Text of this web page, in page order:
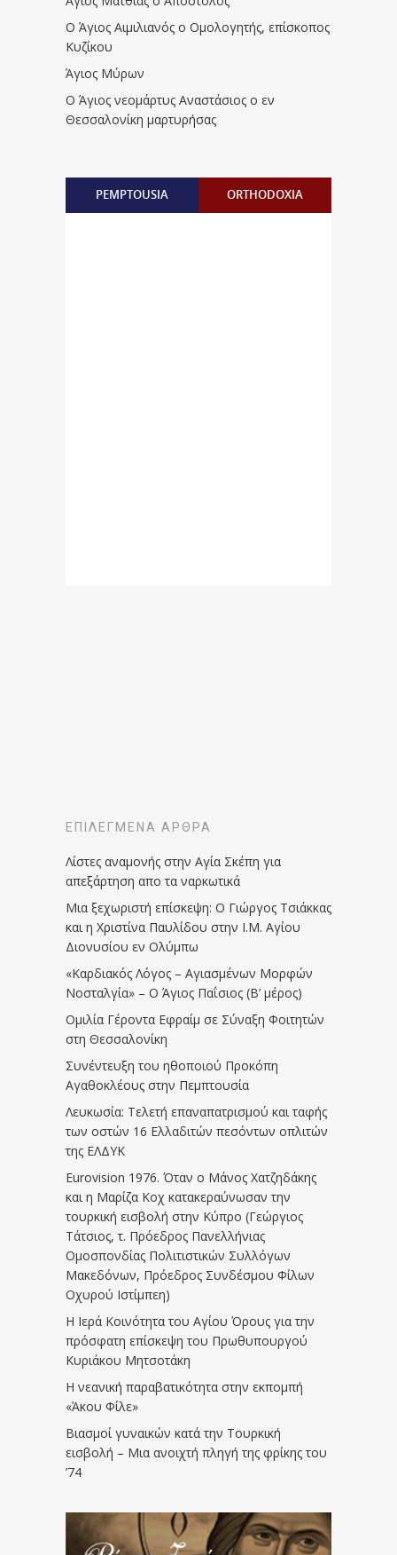
Ο Άγιος Αιμιλιανός ο Ομολογητής, επίσκοπος
Κυζίκου
Άγιος Μύρων
Ο Άγιος νεομάρτυς Αναστάσιος ο εν
Θεσσαλονίκη μαρτυρήσας
PEMPTOUSIA ORTHODOXIA
ΕΠΙΛΕΓΜΈΝΑ ΆΡΘΡΑ
Λίστες αναμονής στην Αγία Σκέπη για
απεξάρτηση απο τα ναρκωτικά
Μια ξεχωριστή επίσκεψη: Ο Γιώργος Τσιάκκας
και η Χριστίνα Παυλίδου στην Ι.Μ. Αγίου
Διονυσίου εν Ολύμπω
«Καρδιακός Λόγος – Αγιασμένων Μορφών
Νοσταλγία» – Ο Άγιος Παΐσιος (Β’ μέρος)
Ομιλία Γέροντα Εφραίμ σε Σύναξη Φοιτητών
στη Θεσσαλονίκη
Συνέντευξη του ηθοποιού Προκόπη
Αγαθοκλέους στην Πεμπτουσία
Λευκωσία: Τελετή επαναπατρισμού και ταφής
των οστών 16 Ελλαδιτών πεσόντων οπλιτών
της ΕΛΔΥΚ
Eurovision 1976. Όταν ο Μάνος Χατζηδάκης
και η Μαρίζα Κοχ κατακεραύνωσαν την
τουρκική εισβολή στην Κύπρο (Γεώργιος
Τάτσιος, τ. Πρόεδρος Πανελλήνιας
Ομοσπονδίας Πολιτιστικών Συλλόγων
Μακεδόνων, Πρόεδρος Συνδέσμου Φίλων
Οχυρού Ιστίμπεη)
Η Ιερά Κοινότητα του Αγίου Όρους για την
πρόσφατη επίσκεψη του Πρωθυπουργού
Κυριάκου Μητσοτάκη
Η νεανική παραβατικότητα στην εκπομπή
«Άκου Φίλε»
Βιασμοί γυναικών κατά την Τουρκική
εισβολή – Μια ανοιχτή πληγή της φρίκης του
’74